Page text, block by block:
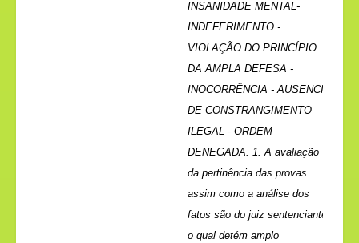
INSANIDADE MENTAL-
INDEFERIMENTO -
VIOLAÇÃO DO PRINCÍPIO
DA AMPLA DEFESA -
INOCORRÊNCIA - AUSENCIA
DE CONSTRANGIMENTO
ILEGAL - ORDEM
DENEGADA. 1. A avaliação
da pertinência das provas
assim como a análise dos
fatos são do juiz sentenciante
o qual detém amplo